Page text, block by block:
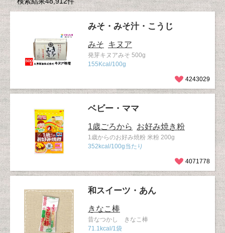
みそ・みそ汁・こうじ
みそ キヌア
発芽キヌアみそ 500g
155Kcal/100g
4243029
ベビー・ママ
1歳ごろから お好み焼き粉
1歳からのお好み焼粉 米粉 200g
352kcal/100g当たり
4071778
和スイーツ・あん
きなこ棒
昔なつかし きなこ棒
71.1kcal/1袋